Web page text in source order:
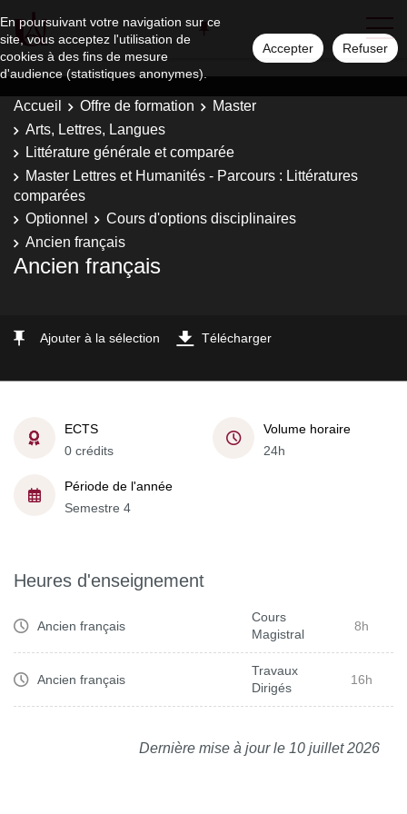
En poursuivant votre navigation sur ce
site, vous acceptez l'utilisation de
cookies à des fins de mesure
d'audience (statistiques anonymes).
Accepter Refuser
Accueil Offre de formation
Master
Arts, Lettres, Langues
Littérature générale et comparée
Master Lettres et Humanités - Parcours : Littératures
comparées
Optionnel
Cours d'options disciplinaires
Ancien français
Ancien français
Ajouter à la sélection Télécharger
ECTS
0 crédits
Volume horaire
24h
Période de l'année
Semestre 4
Heures d'enseignement
Ancien français
Cours
Magistral
8h
Ancien français
Travaux
Dirigés
16h
Dernière mise à jour le 10 juillet 2026